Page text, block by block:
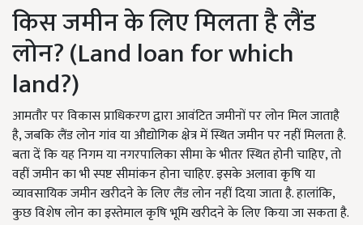
किस जमीन के लिए मिलता है लैंड
लोन? (Land loan for which
land?)
आमतौर पर विकास प्राधिकरण द्वारा आवंटित जमीनों पर लोन मिल जाताहै
है, जबकि लैंड लोन गांव या औद्योगिक क्षेत्र में स्थित जमीन पर नहीं मिलता है.
बता दें कि यह निगम या नगरपालिका सीमा के भीतर स्थित होनी चाहिए, तो
वहीं जमीन का भी स्पष्ट सीमांकन होना चाहिए. इसके अलावा कृषि या
व्यावसायिक जमीन खरीदने के लिए लैंड लोन नहीं दिया जाता है. हालांकि,
कुछ विशेष लोन का इस्तेमाल कृषि भूमि खरीदने के लिए किया जा सकता है.